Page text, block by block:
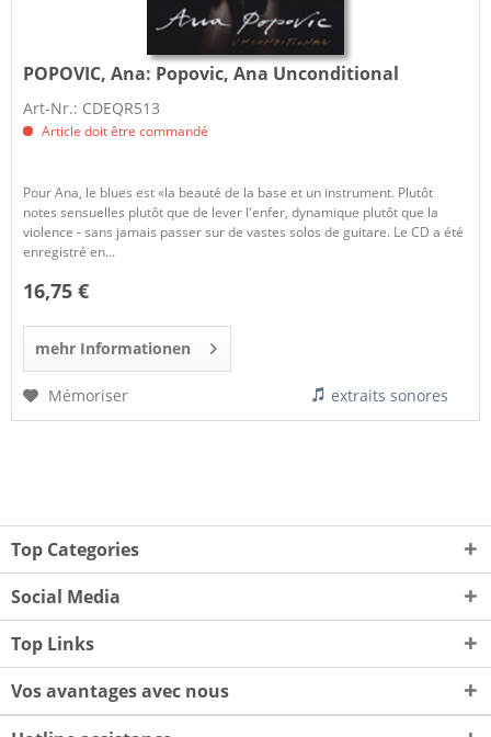
POPOVIC, Ana: Popovic, Ana Unconditional
Art-Nr.: CDEQR513
Article doit être commandé
Pour Ana, le blues est «la beauté de la base et un instrument. Plutôt
notes sensuelles plutôt que de lever l'enfer, dynamique plutôt que la
violence - sans jamais passer sur de vastes solos de guitare. Le CD a été
enregistré en...
16,75 €
mehr Informationen
Mémoriser extraits sonores
Top Categories
Social Media
Top Links
Vos avantages avec nous